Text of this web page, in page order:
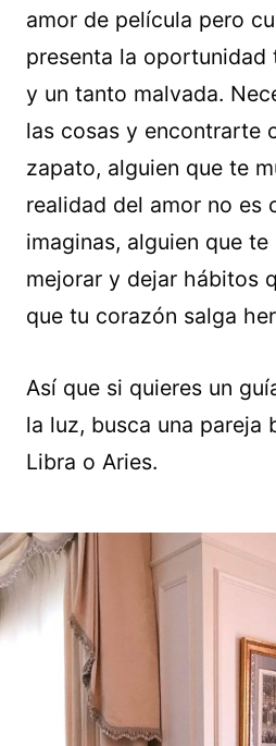
amor de película pero
presenta la oportunidad
y un tanto malvada.
las cosas y encontrarte
zapato, alguien que te
realidad del amor no es
imaginas, alguien que te
mejorar y dejar hábitos
que tu corazón salga
Así que si quieres un
la luz, busca una pareja
Libra o Aries.